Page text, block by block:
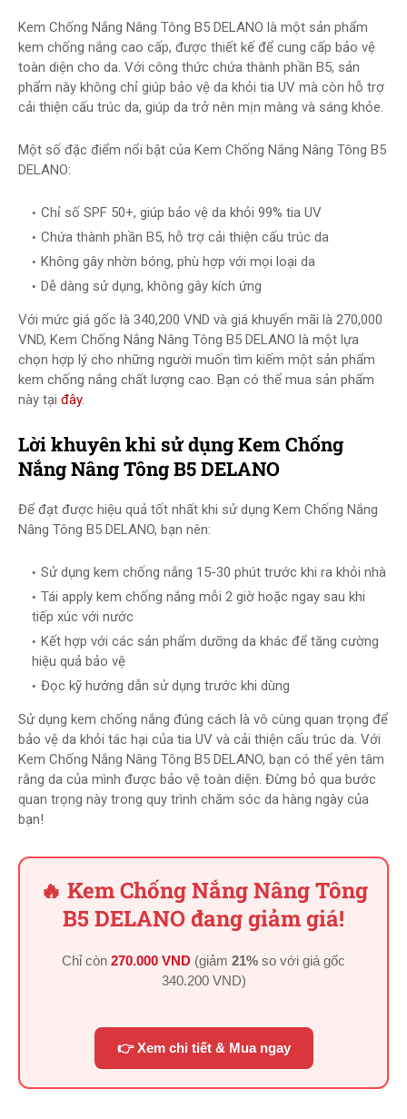
Kem Chống Nắng Nâng Tông B5 DELANO là một sản phẩm
kem chống nắng cao cấp, được thiết kế để cung cấp bảo vệ
toàn diện cho da. Với công thức chứa thành phần B5, sản
phẩm này không chỉ giúp bảo vệ da khỏi tia UV mà còn hỗ trợ
cải thiện cấu trúc da, giúp da trở nên mịn màng và sáng khỏe.
Một số đặc điểm nổi bật của Kem Chống Nắng Nâng Tông B5
DELANO:
Chỉ số SPF 50+, giúp bảo vệ da khỏi 99% tia UV
Chứa thành phần B5, hỗ trợ cải thiện cấu trúc da
Không gây nhờn bóng, phù hợp với mọi loại da
Dễ dàng sử dụng, không gây kích ứng
Với mức giá gốc là 340,200 VND và giá khuyến mãi là 270,000
VND, Kem Chống Nắng Nâng Tông B5 DELANO là một lựa
chọn hợp lý cho những người muốn tìm kiếm một sản phẩm
kem chống nắng chất lượng cao. Bạn có thể mua sản phẩm
này tại đây.
Lời khuyên khi sử dụng Kem Chống
Nắng Nâng Tông B5 DELANO
Để đạt được hiệu quả tốt nhất khi sử dụng Kem Chống Nắng
Nâng Tông B5 DELANO, bạn nên:
Sử dụng kem chống nắng 15-30 phút trước khi ra khỏi nhà
Tái apply kem chống nắng mỗi 2 giờ hoặc ngay sau khi
tiếp xúc với nước
Kết hợp với các sản phẩm dưỡng da khác để tăng cường
hiệu quả bảo vệ
Đọc kỹ hướng dẫn sử dụng trước khi dùng
Sử dụng kem chống nắng đúng cách là vô cùng quan trọng để
bảo vệ da khỏi tác hại của tia UV và cải thiện cấu trúc da. Với
Kem Chống Nắng Nâng Tông B5 DELANO, bạn có thể yên tâm
rằng da của mình được bảo vệ toàn diện. Đừng bỏ qua bước
quan trọng này trong quy trình chăm sóc da hàng ngày của
bạn!
🔥 Kem Chống Nắng Nâng Tông
B5 DELANO đang giảm giá!
Chỉ còn 270.000 VND (giảm 21% so với giá gốc
340.200 VND)
👉 Xem chi tiết & Mua ngay